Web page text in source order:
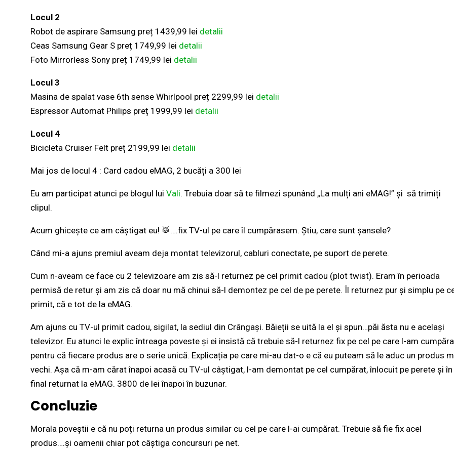
Locul 2
Robot de aspirare Samsung preț 1439,99 lei detalii
Ceas Samsung Gear S preț 1749,99 lei detalii
Foto Mirrorless Sony preț 1749,99 lei detalii
Locul 3
Masina de spalat vase 6th sense Whirlpool preț 2299,99 lei detalii
Espressor Automat Philips preț 1999,99 lei detalii
Locul 4
Bicicleta Cruiser Felt preț 2199,99 lei detalii
Mai jos de locul 4 : Card cadou eMAG, 2 bucăți a 300 lei
Eu am participat atunci pe blogul lui Vali. Trebuia doar să te filmezi spunând „La mulți ani eMAG!” și să trimiți
clipul.
Acum ghicește ce am câștigat eu! 🥁….fix TV-ul pe care îl cumpărasem. Știu, care sunt șansele?
Când mi-a ajuns premiul aveam deja montat televizorul, cabluri conectate, pe suport de perete.
Cum n-aveam ce face cu 2 televizoare am zis să-l returnez pe cel primit cadou (plot twist). Eram în perioada
permisă de retur și am zis că doar nu mă chinui să-l demontez pe cel de pe perete. Îl returnez pur și simplu pe
primit, că e tot de la eMAG.
Am ajuns cu TV-ul primit cadou, sigilat, la sediul din Crângași. Băieții se uită la el și spun…păi ăsta nu e același
televizor. Eu atunci le explic întreaga poveste și ei insistă că trebuie să-l returnez fix pe cel pe care l-am
pentru că fiecare produs are o serie unică. Explicația pe care mi-au dat-o e că eu puteam să le aduc un produs
vechi. Așa că m-am cărat înapoi acasă cu TV-ul câștigat, l-am demontat pe cel cumpărat, înlocuit pe perete și în
final returnat la eMAG. 3800 de lei înapoi în buzunar.
Concluzie
Morala poveștii e că nu poți returna un produs similar cu cel pe care l-ai cumpărat. Trebuie să fie fix acel
produs….și oamenii chiar pot câștiga concursuri pe net.